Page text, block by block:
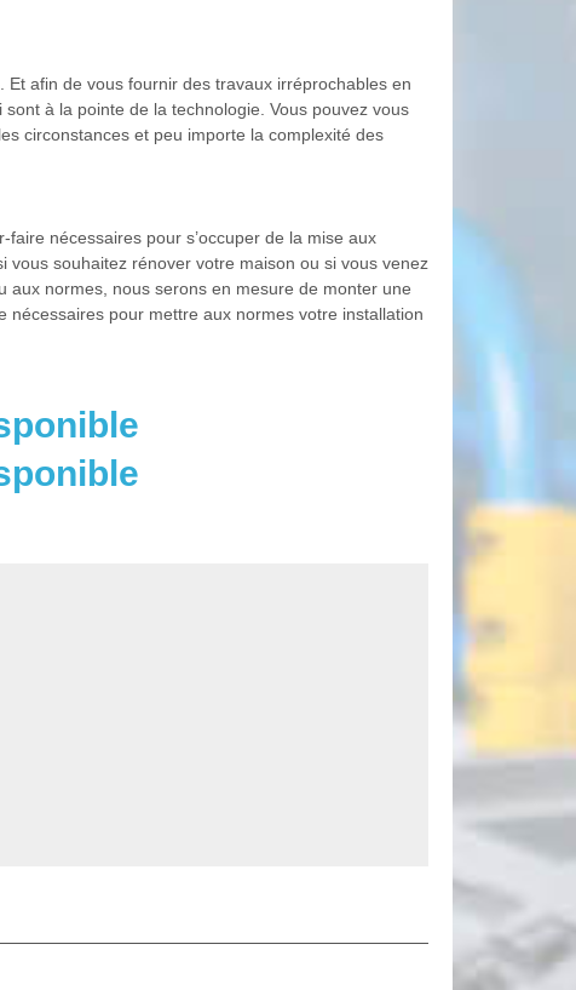
afin de vous fournir des travaux irréprochables en
à la pointe de la technologie. Vous pouvez vous
circonstances et peu importe la complexité des
nécessaires pour s’occuper de la mise aux
vous souhaitez rénover votre maison ou si vous venez
aux normes, nous serons en mesure de monter une
pour mettre aux normes votre installation